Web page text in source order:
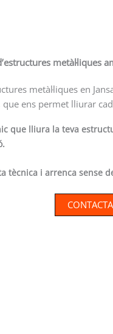
metàl·liques
metàl·liques en
ens permet lliurar
que lliura la teva
tècnica i arrenca sense